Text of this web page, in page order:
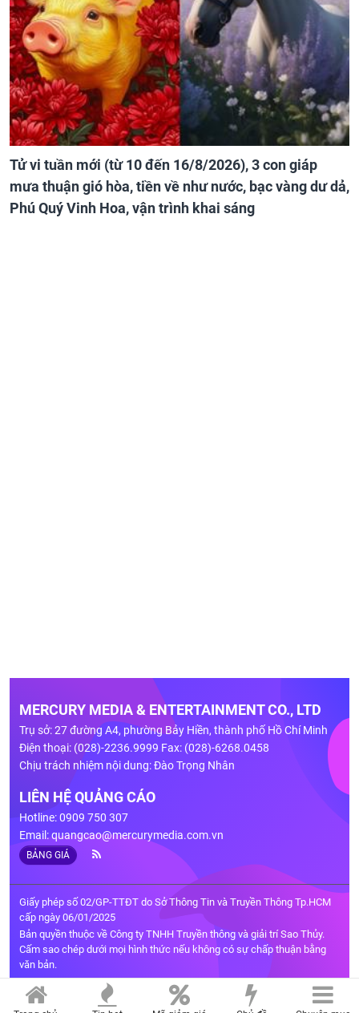
Tử vi tuần mới (từ 10 đến 16/8/2026), 3 con giáp
mưa thuận gió hòa, tiền về như nước, bạc vàng dư dả,
Phú Quý Vinh Hoa, vận trình khai sáng
MERCURY MEDIA & ENTERTAINMENT CO., LTD
Trụ sở: 27 đường A4, phường Bảy Hiền, thành phố Hồ Chí Minh
Điện thoại: (028)-2236.9999 Fax: (028)-6268.0458
Chịu trách nhiệm nội dung: Đào Trọng Nhân
LIÊN HỆ QUẢNG CÁO
Hotline: 0909 750 307
Email:quangcao@mercurymedia.com.vn
BẢNG GIÁ
Giấy phép số 02/GP-TTĐT do Sở Thông Tin và Truyền Thông Tp.HCM
cấp ngày 06/01/2025
Bản quyền thuộc về Công ty TNHH Truyền thông và giải trí Sao Thủy.
Cấm sao chép dưới mọi hình thức nếu không có sự chấp thuận bằng
văn bản.